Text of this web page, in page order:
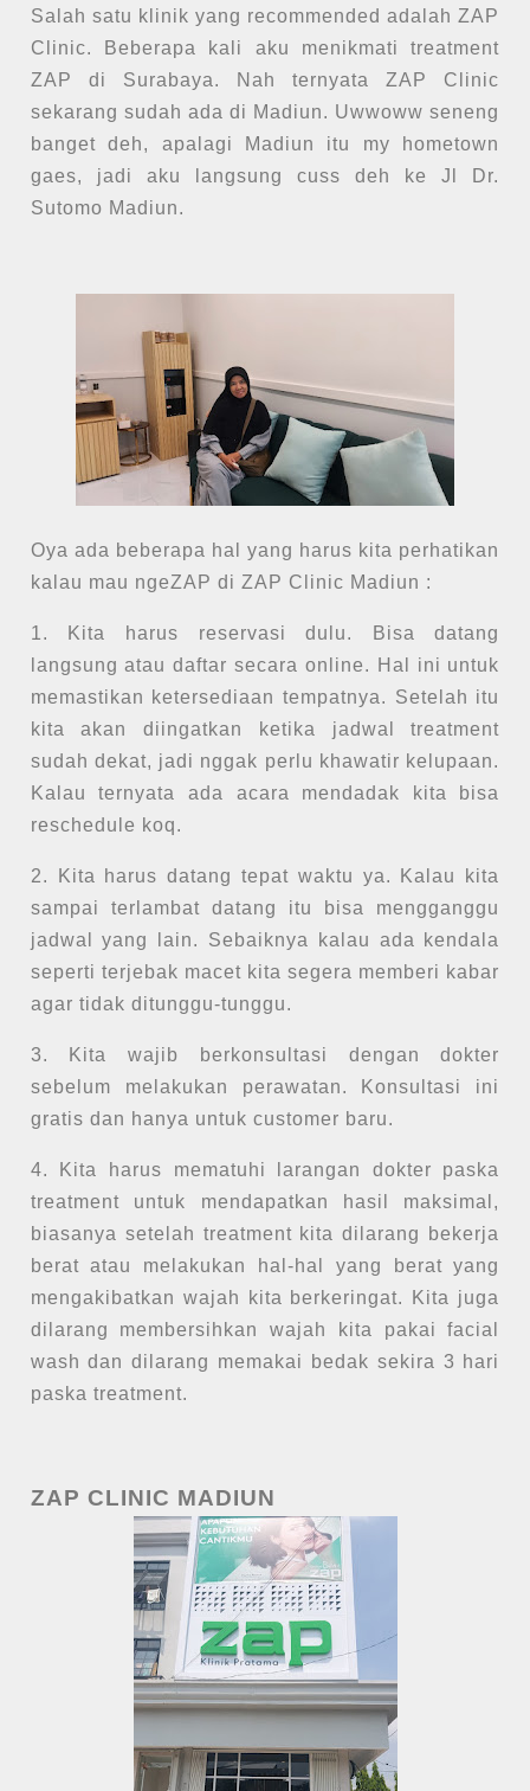
Salah satu klinik yang recommended adalah ZAP
Clinic. Beberapa kali aku menikmati treatment
ZAP di Surabaya. Nah ternyata ZAP Clinic
sekarang sudah ada di Madiun. Uwwoww seneng
banget deh, apalagi Madiun itu my hometown
gaes, jadi aku langsung cuss deh ke Jl Dr.
Sutomo Madiun.
Oya ada beberapa hal yang harus kita perhatikan
kalau mau ngeZAP di ZAP Clinic Madiun :
1. Kita harus reservasi dulu. Bisa datang
langsung atau daftar secara online. Hal ini untuk
memastikan ketersediaan tempatnya. Setelah itu
kita akan diingatkan ketika jadwal treatment
sudah dekat, jadi nggak perlu khawatir kelupaan.
Kalau ternyata ada acara mendadak kita bisa
reschedule koq.
2. Kita harus datang tepat waktu ya. Kalau kita
sampai terlambat datang itu bisa mengganggu
jadwal yang lain. Sebaiknya kalau ada kendala
seperti terjebak macet kita segera memberi kabar
agar tidak ditunggu-tunggu.
3. Kita wajib berkonsultasi dengan dokter
sebelum melakukan perawatan. Konsultasi ini
gratis dan hanya untuk customer baru.
4. Kita harus mematuhi larangan dokter paska
treatment untuk mendapatkan hasil maksimal,
biasanya setelah treatment kita dilarang bekerja
berat atau melakukan hal-hal yang berat yang
mengakibatkan wajah kita berkeringat. Kita juga
dilarang membersihkan wajah kita pakai facial
wash dan dilarang memakai bedak sekira 3 hari
paska treatment.
ZAP CLINIC MADIUN